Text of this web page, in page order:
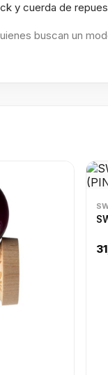
y cuerda de
buscan un